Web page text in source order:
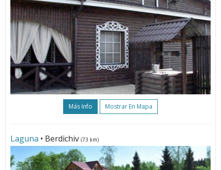
Más Info Mostrar En Mapa
Laguna • Berdichiv (73 km)